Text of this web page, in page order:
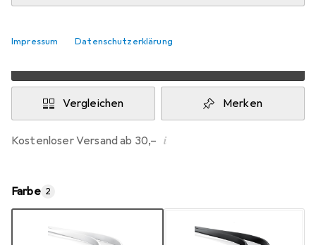
Impressum Datenschutzerklärung
Angebot von i
Vergleichen Merken
Kostenloser Versand ab 30,– i
Farbe 2